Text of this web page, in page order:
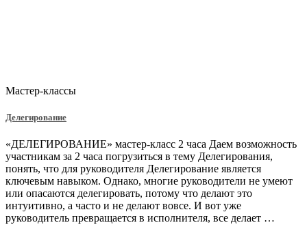
Мастер-классы
Делегирование
«ДЕЛЕГИРОВАНИЕ» мастер-класс 2 часа Даем возможность
участникам за 2 часа погрузиться в тему Делегирования,
понять, что для руководителя Делегирование является
ключевым навыком. Однако, многие руководители не умеют
или опасаются делегировать, потому что делают это
интуитивно, а часто и не делают вовсе. И вот уже
руководитель превращается в исполнителя, все делает …